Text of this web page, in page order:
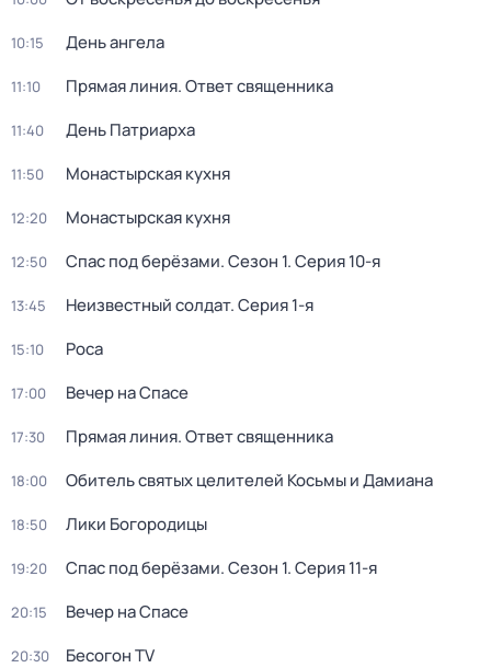
10:15 День ангела
11:10 Прямая линия. Ответ священника
11:40 Дeнь Патриаpха
11:50 Монастырская кухня
12:20 Монастырская кухня
12:50 Спас под берёзами. Сезон 1. Серия 10-я
13:45 Неизвестный солдат. Серия 1-я
15:10 Роса
17:00 Вечер на Спасе
17:30 Прямая линия. Ответ священника
18:00 Обитель святых целителей Косьмы и Дамиана
18:50 Лики Богородицы
19:20 Спас под берёзами. Сезон 1. Серия 11-я
20:15 Вечер на Спасе
20:30 Бесогон TV